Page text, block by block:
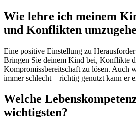
Wie lehre ich meinem
und Konflikten
Eine positive Einstellung zu
Bringen Sie deinem Kind bei, Konflikte
Kompromissbereitschaft zu lösen. Auch
immer schlecht – richtig genutzt kann er
Welche
wichtigsten?